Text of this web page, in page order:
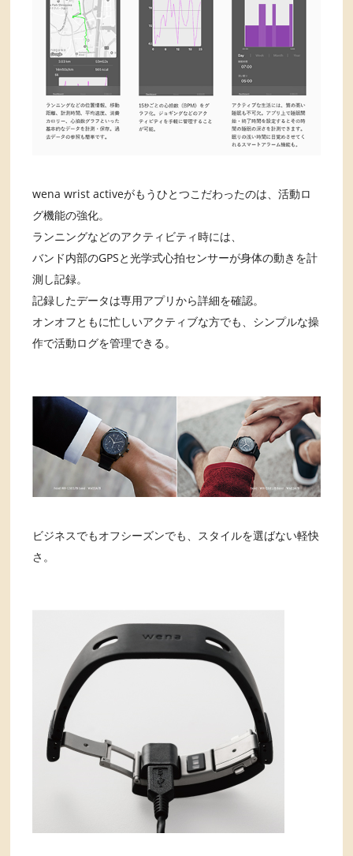
wena wrist activeがもうひとつこだわったのは、活動ロ
グ機能の強化。
ランニングなどのアクティビティ時には、
バンド内部のGPSと光学式心拍センサーが身体の動きを計
測し記録。
記録したデータは専用アプリから詳細を確認。
オンオフともに忙しいアクティブな方でも、シンプルな操
作で活動ログを管理できる。
ビジネスでもオフシーズンでも、スタイルを選ばない軽快
さ。